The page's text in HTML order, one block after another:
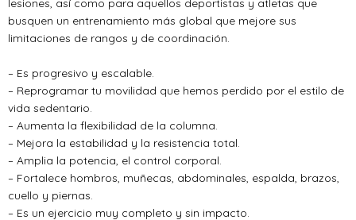
busquen un entrenamiento más global que mejore sus
limitaciones de rangos y de coordinación.
– Es progresivo y escalable.
– Reprogramar tu movilidad que hemos perdido por el estilo de
vida sedentario.
– Aumenta la flexibilidad de la columna.
– Mejora la estabilidad y la resistencia total.
– Amplia la potencia, el control corporal.
– Fortalece hombros, muñecas, abdominales, espalda, brazos,
cuello y piernas.
– Es un ejercicio muy completo y sin impacto.